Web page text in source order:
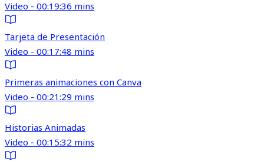
Video - 00:19:36 mins
Tarjeta de Presentación
Video - 00:17:48 mins
Primeras animaciones con Canva
Video - 00:21:29 mins
Historias Animadas
Video - 00:15:32 mins